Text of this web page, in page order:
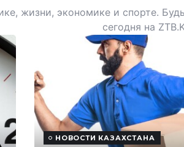
жизни, экономике и спорте.
сегодня на
НОВОСТИ КАЗАХСТАНА